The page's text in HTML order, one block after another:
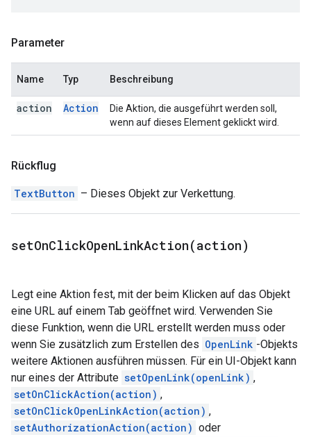
Parameter
Name Typ Beschreibung
action Action
Die Aktion, die ausgeführt werden soll,
wenn auf dieses Element geklickt wird.
Rückflug
TextButton – Dieses Objekt zur Verkettung.
setOnClickOpenLinkAction(action)
Legt eine Aktion fest, mit der beim Klicken auf das Objekt
eine URL auf einem Tab geöffnet wird. Verwenden Sie
diese Funktion, wenn die URL erstellt werden muss oder
wenn Sie zusätzlich zum Erstellen des OpenLink -Objekts
weitere Aktionen ausführen müssen. Für ein UI-Objekt kann
nur eines der Attribute setOpenLink(openLink) ,
setOnClickAction(action) ,
setOnClickOpenLinkAction(action) ,
setAuthorizationAction(action) oder